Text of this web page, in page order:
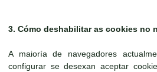
3. Cómo deshabilitar as cookies no
A maioría de navegadores
configurar se desexan aceptar